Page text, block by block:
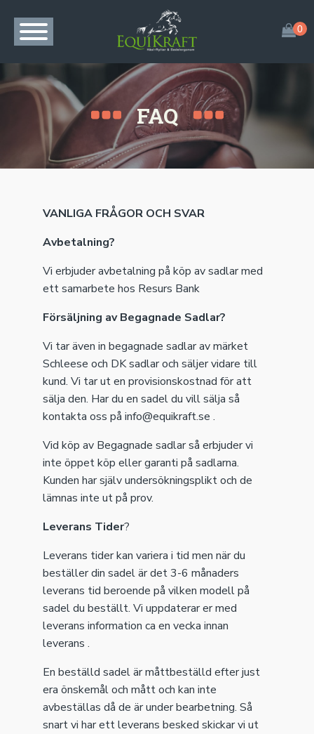
FAQ
VANLIGA FRÅGOR OCH SVAR
Avbetalning?
Vi erbjuder avbetalning på köp av sadlar med
ett samarbete hos Resurs Bank
Försäljning av Begagnade Sadlar?
Vi tar även in begagnade sadlar av märket
Schleese och DK sadlar och säljer vidare till
kund. Vi tar ut en provisionskostnad för att
sälja den. Har du en sadel du vill sälja så
kontakta oss på info@equikraft.se .
Vid köp av Begagnade sadlar så erbjuder vi
inte öppet köp eller garanti på sadlarna.
Kunden har själv undersökningsplikt och de
lämnas inte ut på prov.
Leverans Tider?
Leverans tider kan variera i tid men när du
beställer din sadel är det 3-6 månaders
leverans tid beroende på vilken modell på
sadel du beställt. Vi uppdaterar er med
leverans information ca en vecka innan
leverans .
En beställd sadel är måttbeställd efter just
era önskemål och mått och kan inte
avbeställas då de är under bearbetning. Så
snart vi har ett leverans besked skickar vi ut